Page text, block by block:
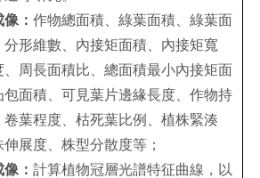
像：作物總面積、綠葉面積、綠葉面
分形維數、內接矩面積、內接矩寬
、周長面積比、總面積最小內接矩面
包面積、可見葉片邊緣長度、作物持
卷葉程度、枯死葉比例、植株緊湊
伸展度、株型分散度等；
像：計算植物冠層光譜特征曲線，以